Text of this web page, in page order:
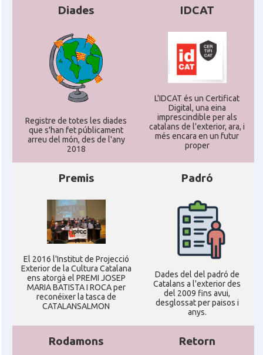
Diades
Registre de totes les diades
que s'han fet públicament
arreu del món, des de l'any
2018
IDCAT
L'IDCAT és un Certificat
Digital, una eina
imprescindible per als
catalans de l'exterior, ara, i
més encara en un futur
proper
Premis
El 2016 l'Institut de Projecció
Exterior de la Cultura Catalana
ens atorgà el PREMI JOSEP
MARIA BATISTA I ROCA per
reconéixer la tasca de
CATALANSALMON
Padró
Dades del del padró de
Catalans a l'exterior des
del 2009 fins avui,
desglossat per paisos i
anys.
Rodamons Retorn